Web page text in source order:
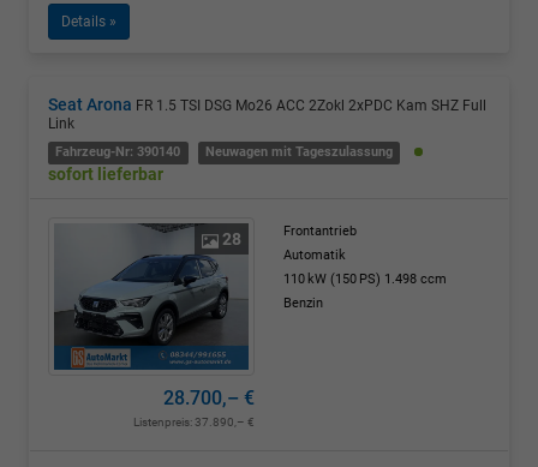
Details »
Seat Arona FR 1.5 TSI DSG Mo26 ACC 2Zokl 2xPDC Kam SHZ Full
Link
Fahrzeug-Nr: 390140 Neuwagen mit Tageszulassung
sofort lieferbar
28
Frontantrieb
Automatik
110 kW (150 PS) 1.498 ccm
Benzin
28.700,– €
Listenpreis:37.890,– €